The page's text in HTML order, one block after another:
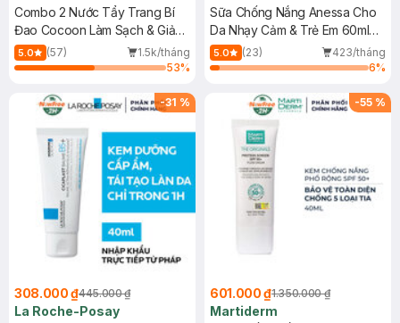
Combo 2 Nước Tẩy Trang Bí
Đao Cocoon Làm Sạch & Giảm
Dầu 500ml
5.0 (57)
1.5k/tháng
53%
Sữa Chống Nắng Anessa Cho
Da Nhạy Cảm & Trẻ Em 60ml
(Mới)
5.0 (23)
423/tháng
6%
-31 %
308.000 ₫445.000 ₫
La Roche-Posay
-55 %
601.000 ₫1.350.000 ₫
Martiderm